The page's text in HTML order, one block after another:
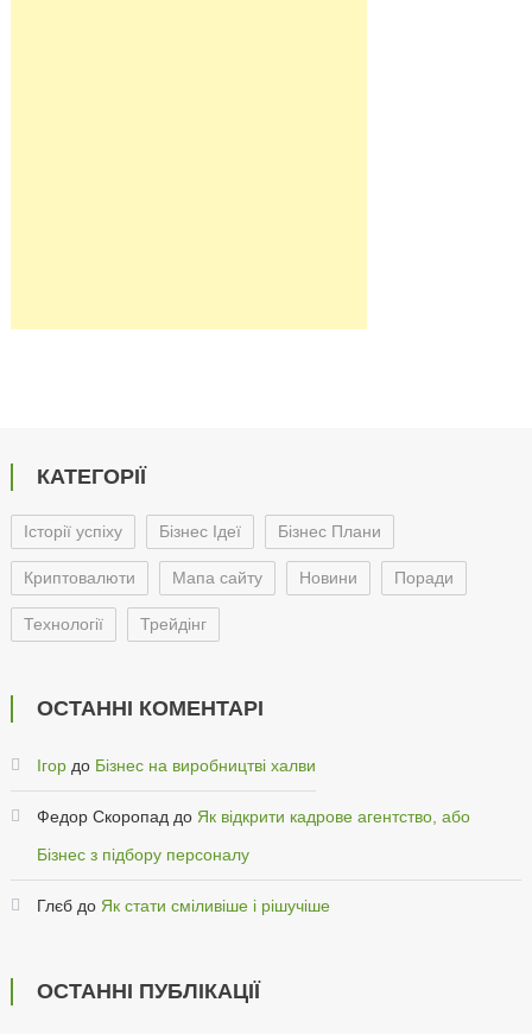
КАТЕГОРІЇ
Історії успіху Бізнес Ідеї Бізнес Плани
Криптовалюти Мапа сайту Новини Поради
Технології Трейдінг
ОСТАННІ КОМЕНТАРІ
Ігордо Бізнес на виробництві халви
Федор Скоропад до Як відкрити кадрове агентство, або
Бізнес з підбору персоналу
Глєбдо Як стати сміливіше і рішучіше
ОСТАННІ ПУБЛІКАЦІЇ